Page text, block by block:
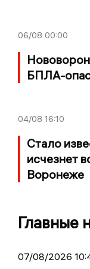
06/08 00:00
БПЛА-
04/08 16:10
Стало
исчезнет
Воронеже
Главные
07/08/2026